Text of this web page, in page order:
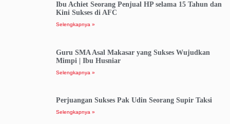
Ibu Achiet Seorang Penjual HP selama 15 Tahun dan
Kini Sukses di AFC
Selengkapnya »
Guru SMA Asal Makasar yang Sukses Wujudkan
Mimpi | Ibu Husniar
Selengkapnya »
Perjuangan Sukses Pak Udin Seorang Supir Taksi
Selengkapnya »